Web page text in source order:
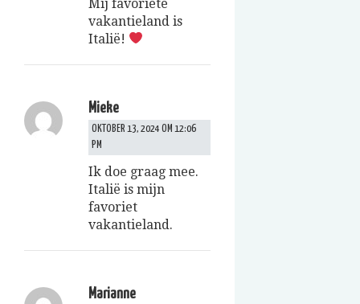
Mij favoriete
vakantieland is
Italië!
Mieke
OKTOBER 13, 2024 OM 12:06
PM
Ik doe graag mee.
Italië is mijn
favoriet
vakantieland.
Marianne